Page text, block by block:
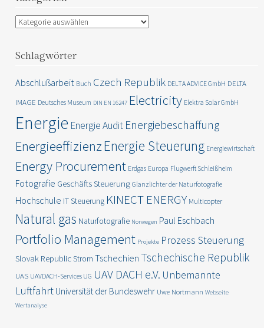
Kategorien
Schlagwörter
Abschlußarbeit Buch Czech Republik DELTA ADVICE GmbH DELTA
IMAGE Deutsches Museum DIN EN 16247 Electricity Elektra Solar GmbH
Energie Energie Audit Energiebeschaffung
EnergieeffizienzEnergie Steuerung Energiewirtschaft
Energy Procurement Erdgas Europa Flugwerft Schleißheim
Fotografie Geschäfts Steuerung Glanzlichter der Naturfotografie
Hochschule IT Steuerung KINECT ENERGY Multicopter
Natural gas Naturfotografie Norwegen Paul Eschbach
Portfolio Management Projekte Prozess Steuerung
Slovak RepublicStrom Tschechien Tschechische Republik
UAS UAVDACH-Services UG UAV DACH e.V. Unbemannte
Luftfahrt Universität der Bundeswehr Uwe Nortmann Webseite
Wertanalyse